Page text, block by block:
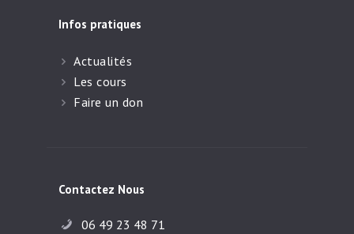
Infos pratiques
Actualités
Les cours
Faire un don
Contactez Nous
06 49 23 48 71